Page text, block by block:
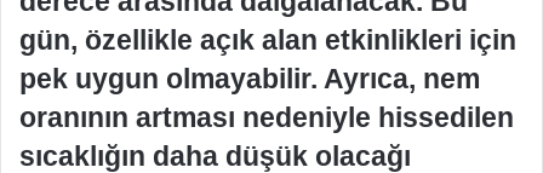
gün, özellikle açık alan etkinlikleri için
pek uygun olmayabilir. Ayrıca, nem
oranının artması nedeniyle hissedilen
sıcaklığın daha düşük olacağı